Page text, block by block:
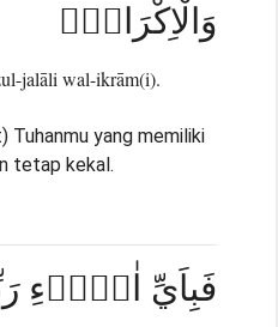
وَالْاِكْرَامِۚ
jalāli wal-ikrām(i).
Tuhanmu yang memiliki
tetap kekal.
فَبِاَيِّ اٰلَاۤءِ